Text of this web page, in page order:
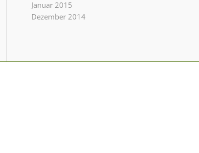
Januar 2015
Dezember 2014